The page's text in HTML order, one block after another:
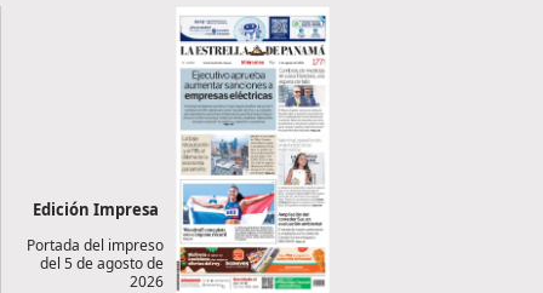
Edición Impresa
Portada del impreso
del 5 de agosto de
2026